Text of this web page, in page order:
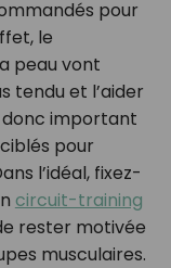
pour
le
peau vont
tendu et l’aider
important
pour
l’idéal, fixez-
circuit-training
rester motivée
musculaires.